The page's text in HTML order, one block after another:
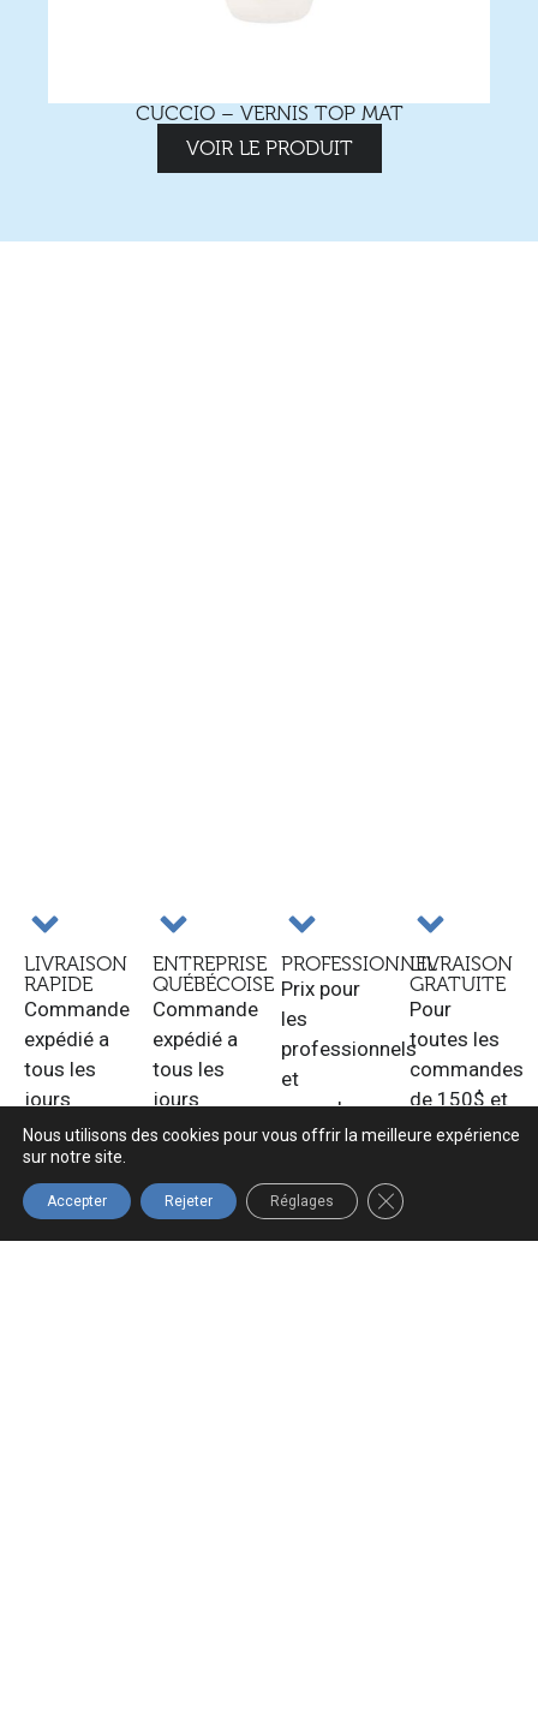
CUCCIO – VERNIS TOP MAT
VOIR LE PRODUIT
LIVRAISON
RAPIDE
Commande
expédié a
tous les
jours
ouvrable.
ENTREPRISE
QUÉBÉCOISE
Commande
expédié a
tous les
jours
ouvrable.
PROFESSIONNEL
Prix pour
les
professionnels
et
revendeurs.
LIVRAISON
GRATUITE
Pour
toutes les
commandes
de 150$ et
plus au
Nous utilisons des cookies pour vous offrir la meilleure expérience
sur notre site.
Accepter Rejeter Réglages FERMER LA